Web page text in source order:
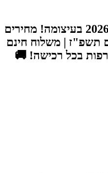
🔥 תערוכת פלייס קידס 2026 בעיצומה! מחירים
תשפ"ז | משלוח חינם
בכל רכישה! 🚚